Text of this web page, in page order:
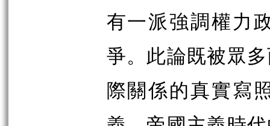
有一派強調權力
爭。此論既被眾
際關係的真實寫